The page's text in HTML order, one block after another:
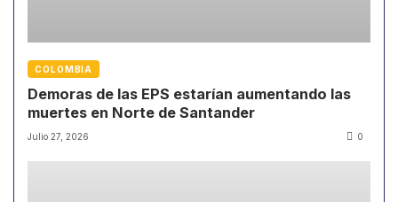
COLOMBIA
Demoras de las EPS estarían aumentando las
muertes en Norte de Santander
Julio 27, 2026 0